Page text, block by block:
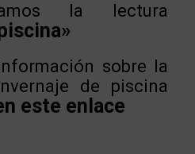
la lectura
sobre la
de piscina
este enlace